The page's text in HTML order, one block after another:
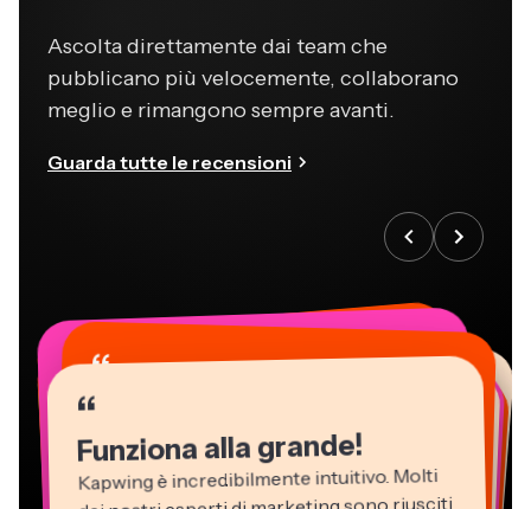
Ascolta direttamente dai team che
pubblicano più velocemente, collaborano
meglio e rimangono sempre avanti.
Guarda tutte le recensioni
“
Funziona alla grande!
Kapwing è incredibilmente intuitivo. Molti
“
“
“
“
“
“
“